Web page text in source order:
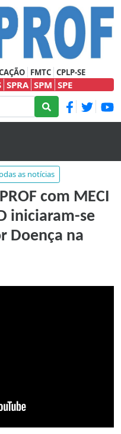
FMTC CPLP-SE
SPRA SPM SPE
as notícias
com MECI
iniciaram-se
Doença na